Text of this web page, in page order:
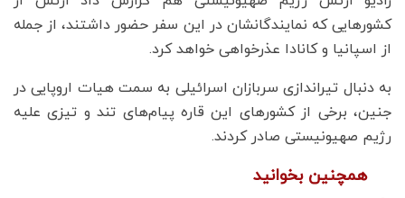
کشورهایی که نمایندگانشان در این سفر حضور داشتند، از جمله
از اسپانیا و کانادا عذرخواهی خواهد کرد.
به دنبال تیراندازی سربازان اسرائیلی به سمت هیات اروپایی در
جنین، برخی از کشورهای این قاره پیام‌های تند و تیزی علیه
رژیم صهیونیستی صادر کردند.
همچنین بخوانید